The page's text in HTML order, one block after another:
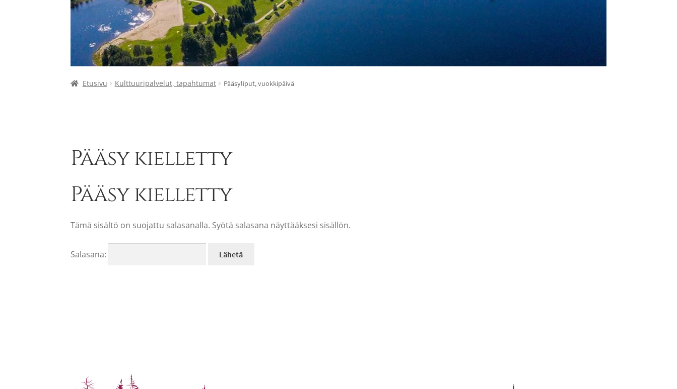
Etusivu Kulttuuripalvelut, tapahtumat Pääsyliput, vuokkipäivä
Pääsy kielletty
Pääsy kielletty
Tämä sisältö on suojattu salasanalla. Syötä salasana näyttääksesi sisällön.
Salasana: